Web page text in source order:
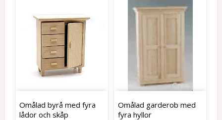
Omålad byrå med fyra
lådor och skåp
Omålad garderob med
fyra hyllor